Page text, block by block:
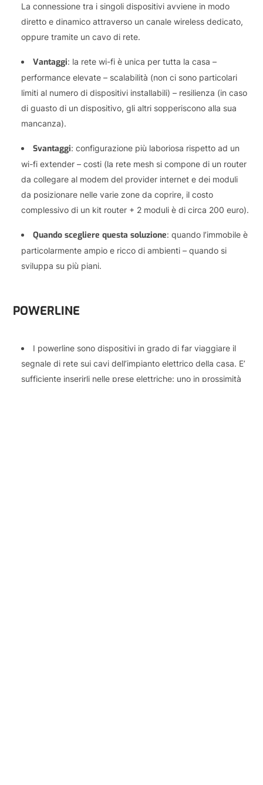
La connessione tra i singoli dispositivi avviene in modo
diretto e dinamico attraverso un canale wireless dedicato,
oppure tramite un cavo di rete.
Vantaggi: la rete wi-fi è unica per tutta la casa –
performance elevate – scalabilità (non ci sono particolari
limiti al numero di dispositivi installabili) – resilienza (in caso
di guasto di un dispositivo, gli altri sopperiscono alla sua
mancanza).
Svantaggi: configurazione più laboriosa rispetto ad un
wi-fi extender – costi (la rete mesh si compone di un router
da collegare al modem del provider internet e dei moduli
da posizionare nelle varie zone da coprire, il costo
complessivo di un kit router + 2 moduli è di circa 200 euro).
Quando scegliere questa soluzione: quando l’immobile è
particolarmente ampio e ricco di ambienti – quando si
sviluppa su più piani.
POWERLINE
I powerline sono dispositivi in grado di far viaggiare il
segnale di rete sui cavi dell’impianto elettrico della casa. E’
sufficiente inserirli nelle prese elettriche: uno in prossimità